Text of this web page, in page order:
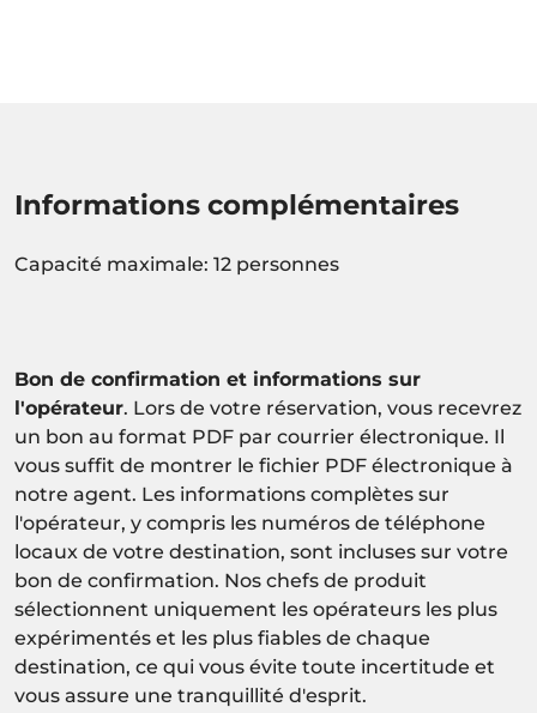
Informations complémentaires
Capacité maximale: 12 personnes
Bon de confirmation et informations sur
l'opérateur. Lors de votre réservation, vous recevrez
un bon au format PDF par courrier électronique. Il
vous suffit de montrer le fichier PDF électronique à
notre agent. Les informations complètes sur
l'opérateur, y compris les numéros de téléphone
locaux de votre destination, sont incluses sur votre
bon de confirmation. Nos chefs de produit
sélectionnent uniquement les opérateurs les plus
expérimentés et les plus fiables de chaque
destination, ce qui vous évite toute incertitude et
vous assure une tranquillité d'esprit.